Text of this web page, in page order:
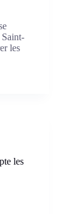
les
les